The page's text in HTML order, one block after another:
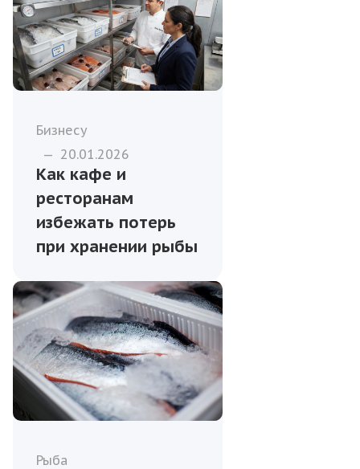
Бизнесу
— 20.01.2026
Как кафе и
ресторанам
избежать потерь
при хранении рыбы
Рыба